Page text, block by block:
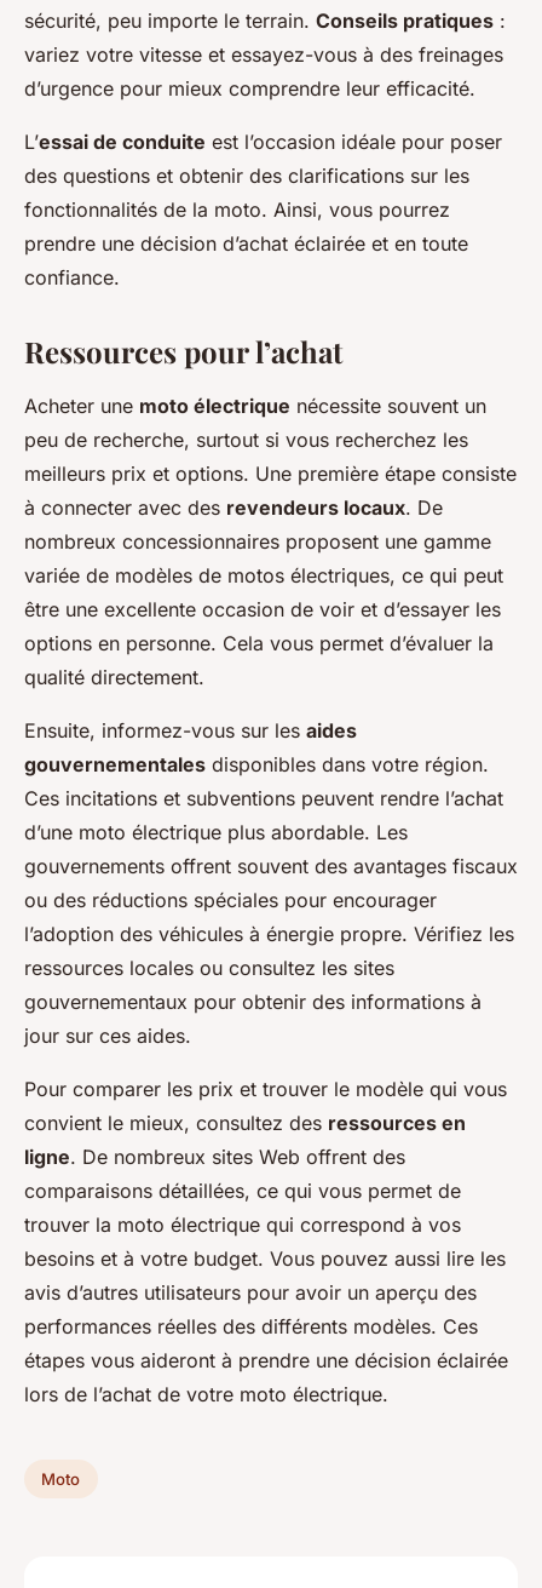
sécurité, peu importe le terrain. Conseils pratiques :
variez votre vitesse et essayez-vous à des freinages
d’urgence pour mieux comprendre leur efficacité.
L’essai de conduite est l’occasion idéale pour poser
des questions et obtenir des clarifications sur les
fonctionnalités de la moto. Ainsi, vous pourrez
prendre une décision d’achat éclairée et en toute
confiance.
Ressources pour l’achat
Acheter une moto électrique nécessite souvent un
peu de recherche, surtout si vous recherchez les
meilleurs prix et options. Une première étape consiste
à connecter avec des revendeurs locaux. De
nombreux concessionnaires proposent une gamme
variée de modèles de motos électriques, ce qui peut
être une excellente occasion de voir et d’essayer les
options en personne. Cela vous permet d’évaluer la
qualité directement.
Ensuite, informez-vous sur les aides
gouvernementales disponibles dans votre région.
Ces incitations et subventions peuvent rendre l’achat
d’une moto électrique plus abordable. Les
gouvernements offrent souvent des avantages fiscaux
ou des réductions spéciales pour encourager
l’adoption des véhicules à énergie propre. Vérifiez les
ressources locales ou consultez les sites
gouvernementaux pour obtenir des informations à
jour sur ces aides.
Pour comparer les prix et trouver le modèle qui vous
convient le mieux, consultez des ressources en
ligne. De nombreux sites Web offrent des
comparaisons détaillées, ce qui vous permet de
trouver la moto électrique qui correspond à vos
besoins et à votre budget. Vous pouvez aussi lire les
avis d’autres utilisateurs pour avoir un aperçu des
performances réelles des différents modèles. Ces
étapes vous aideront à prendre une décision éclairée
lors de l’achat de votre moto électrique.
Moto